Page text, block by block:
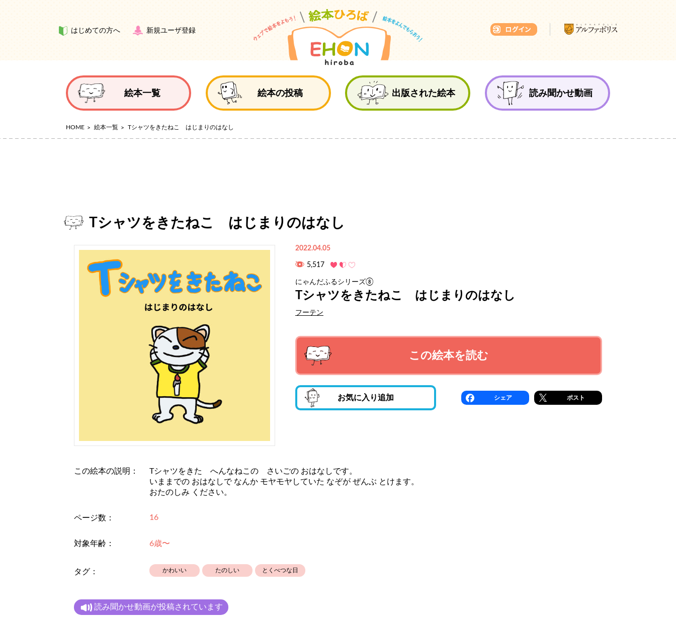
はじめての方へ 新規ユーザ登録
絵本一覧 絵本の投稿 出版された絵本 読み聞かせ動画
HOME 絵本一覧 Tシャツをきたねこ はじまりのはなし
Tシャツをきたねこ はじまりのはなし
2022.04.05
5,517
にゃんだふるシリーズ⑧
Tシャツをきたねこ はじまりのはなし
フーテン
この絵本を読む
お気に入り追加 シェア ポスト
この絵本の説明：
Tシャツをきた へんなねこの さいごの おはなしです。
いままでの おはなしで なんか モヤモヤしていた なぞが ぜんぶ とけます。
おたのしみ ください。
ページ数： 16
対象年齢： 6歳〜
タグ： かわいい たのしい とくべつな日
読み聞かせ動画が投稿されています